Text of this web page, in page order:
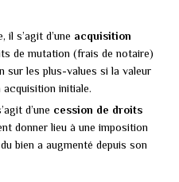
s’agit d’une acquisition
de mutation (frais de notaire)
sur les plus-values si la valeur
acquisition initiale.
d’une cession de droits
donner lieu à une imposition
bien a augmenté depuis son